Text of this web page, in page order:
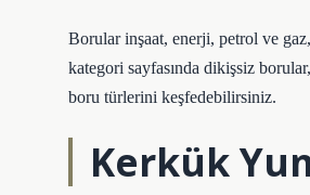
Borular inşaat, enerji, petrol ve
kategori sayfasında dikişsiz
boru türlerini keşfedebilirsiniz.
Kerkük